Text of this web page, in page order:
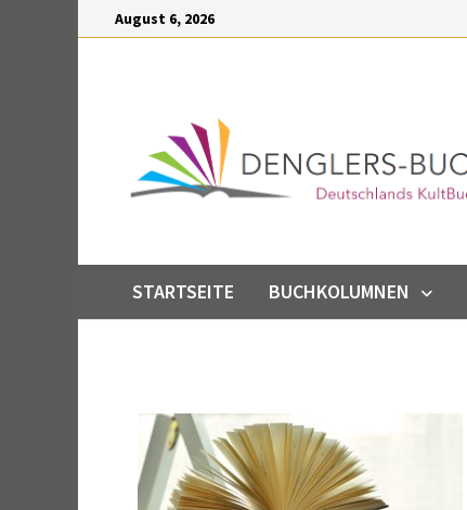
August 6, 2026
STARTSEITE BUCHKOLUMNEN